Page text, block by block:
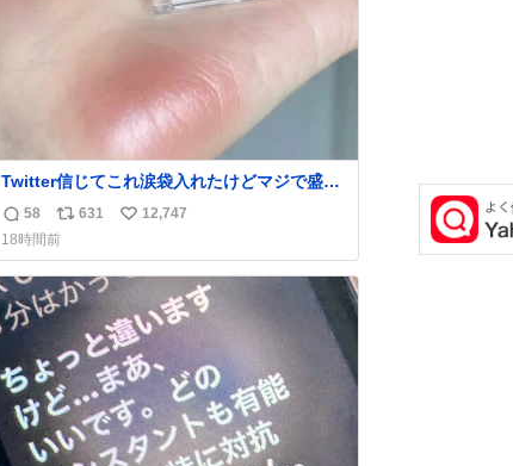
Twitter信じてこれ涙袋入れたけどマジで盛れ
た…ありがとう…
返
信
数
58
リ
ポ
ス
ト
631
い
ね
数
12,747
18時間前